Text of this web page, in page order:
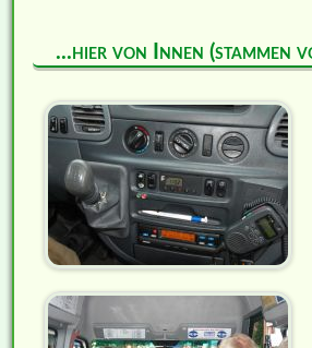
...hier von Innen (stammen